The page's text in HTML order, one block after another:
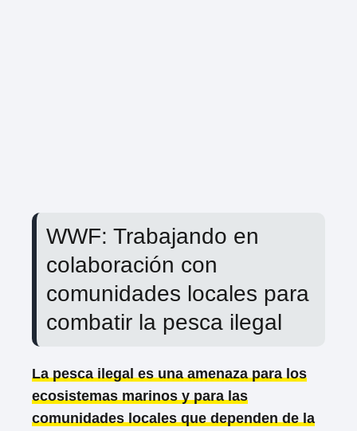
WWF: Trabajando en
colaboración con
comunidades locales para
combatir la pesca ilegal
La pesca ilegal es una amenaza para los
ecosistemas marinos y para las
comunidades locales que dependen de la